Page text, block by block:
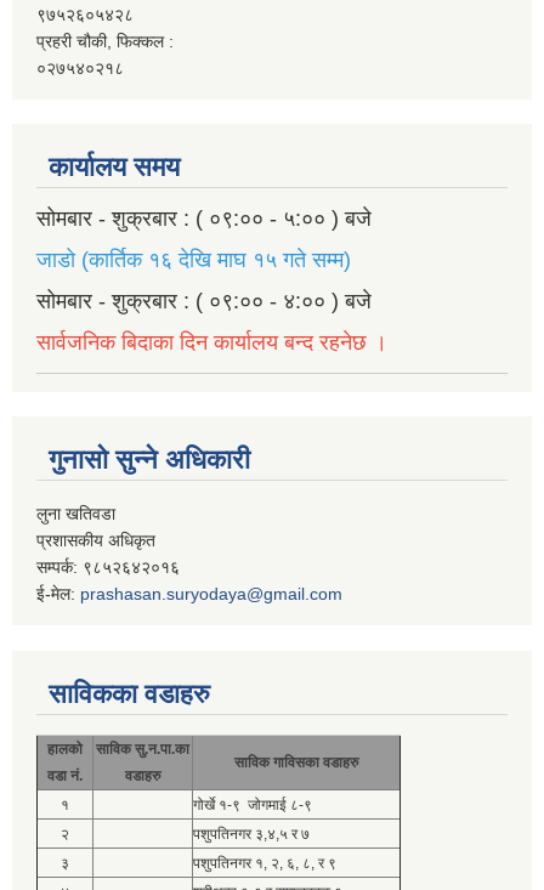
९७५२६०५४२८
प्रहरी चौकी, फिक्कल :
०२७५४०२१८
कार्यालय समय
सोमबार - शुक्रबार : ( ०९:०० - ५:०० ) बजे
जाडो (कार्तिक १६ देखि माघ १५ गते सम्म)
सोमबार - शुक्रबार : ( ०९:०० - ४:०० ) बजे
सार्वजनिक बिदाका दिन कार्यालय बन्द रहनेछ ।
गुनासो सुन्ने अधिकारी
लुना खतिवडा
प्रशासकीय अधिकृत
सम्पर्क: ९८५२६४२०१६
ई-मेल: prashasan.suryodaya@gmail.com
साविकका वडाहरु
हालको
वडा नं.
साविक सु.न.पा.का
वडाहरु
साविक गाविसका वडाहरु
१
गोर्खे १-९ जोगमाई ८-९
२
पशुपतिनगर ३,४,५ र ७
३
पशुपतिनगर १, २, ६, ८, र ९